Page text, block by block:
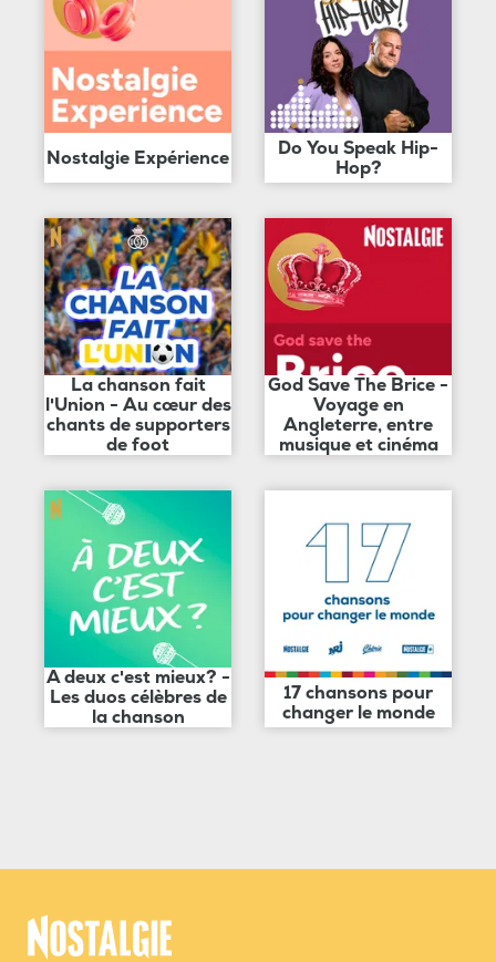
Nostalgie Expérience
Do You Speak Hip-
Hop?
La chanson fait
l'Union - Au cœur des
chants de supporters
de foot
God Save The Brice -
Voyage en
Angleterre, entre
musique et cinéma
A deux c'est mieux? -
Les duos célèbres de
la chanson
17 chansons pour
changer le monde